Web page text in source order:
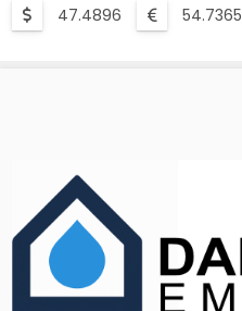
47.4896 54.7365